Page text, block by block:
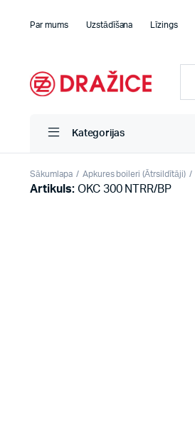
Par mums Uzstādīšana Līzings
Kategorijas
Sākumlapa Apkures boileri (Ātrsildītāji)
Artikuls:OKC 300 NTRR/BP